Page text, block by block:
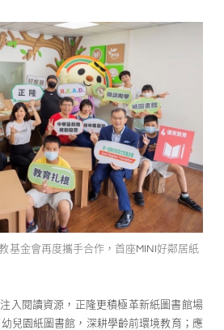
基金會再度攜手合作，首座MINI好鄰居紙
入閱讀資源，正隆更積極革新紙圖書館場
兒園紙圖書館，深耕學齡前環境教育；應